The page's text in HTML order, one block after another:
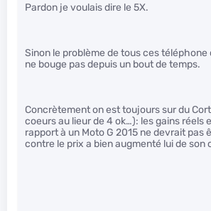
Pardon je voulais dire le 5X.
Sinon le problème de tous ces téléphone
ne bouge pas depuis un bout de temps.
Concrètement on est toujours sur du
coeurs au lieur de 4 ok…): les gains réels
rapport à un Moto G 2015 ne devrait pas
contre le prix a bien augmenté lui de son